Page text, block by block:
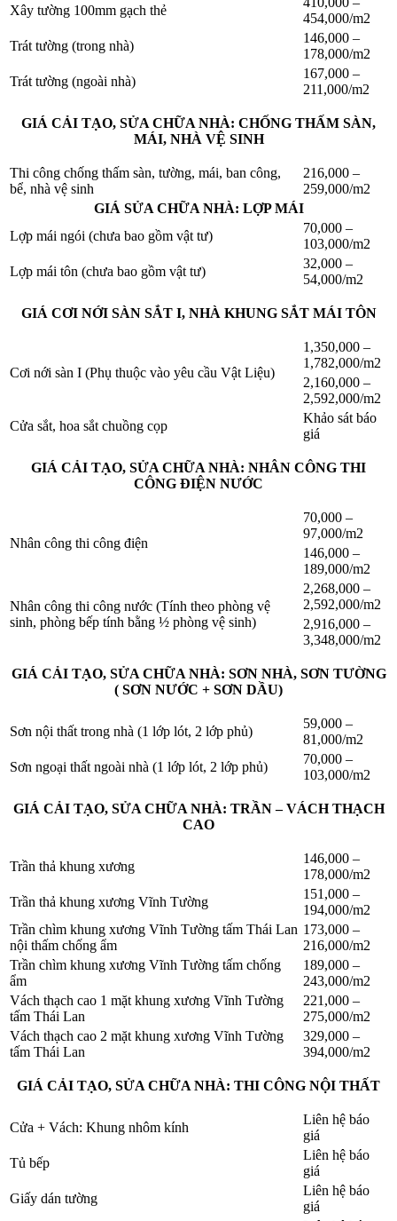
Xây tường 100mm gạch thẻ
454,000/m2
Trát tường (trong nhà)
146,000 –
178,000/m2
Trát tường (ngoài nhà)
167,000 –
211,000/m2
GIÁ CẢI TẠO, SỬA CHỮA NHÀ: CHỐNG THẤM SÀN,
MÁI, NHÀ VỆ SINH
Thi công chống thấm sàn, tường, mái, ban công,
bể, nhà vệ sinh
216,000 –
259,000/m2
GIÁ SỬA CHỮA NHÀ: LỢP MÁI
Lợp mái ngói (chưa bao gồm vật tư)
70,000 –
103,000/m2
Lợp mái tôn (chưa bao gồm vật tư)
32,000 –
54,000/m2
GIÁ CƠI NỚI SÀN SẮT I, NHÀ KHUNG SẮT MÁI TÔN
Cơi nới sàn I (Phụ thuộc vào yêu cầu Vật Liệu)
1,350,000 –
1,782,000/m2
2,160,000 –
2,592,000/m2
Cửa sắt, hoa sắt chuồng cọp
Khảo sát báo
giá
GIÁ CẢI TẠO, SỬA CHỮA NHÀ: NHÂN CÔNG THI
CÔNG ĐIỆN NƯỚC
Nhân công thi công điện
70,000 –
97,000/m2
146,000 –
189,000/m2
Nhân công thi công nước (Tính theo phòng vệ
sinh, phòng bếp tính bằng ½ phòng vệ sinh)
2,268,000 –
2,592,000/m2
2,916,000 –
3,348,000/m2
GIÁ CẢI TẠO, SỬA CHỮA NHÀ: SƠN NHÀ, SƠN TƯỜNG
( SƠN NƯỚC + SƠN DẦU)
Sơn nội thất trong nhà (1 lớp lót, 2 lớp phủ)
59,000 –
81,000/m2
Sơn ngoại thất ngoài nhà (1 lớp lót, 2 lớp phủ)
70,000 –
103,000/m2
GIÁ CẢI TẠO, SỬA CHỮA NHÀ: TRẦN – VÁCH THẠCH
CAO
Trần thả khung xương
146,000 –
178,000/m2
Trần thả khung xương Vĩnh Tường
151,000 –
194,000/m2
Trần chìm khung xương Vĩnh Tường tấm Thái Lan
nội thấm chống ẩm
173,000 –
216,000/m2
Trần chìm khung xương Vĩnh Tường tấm chống
ẩm
189,000 –
243,000/m2
Vách thạch cao 1 mặt khung xương Vĩnh Tường
tấm Thái Lan
221,000 –
275,000/m2
Vách thạch cao 2 mặt khung xương Vĩnh Tường
tấm Thái Lan
329,000 –
394,000/m2
GIÁ CẢI TẠO, SỬA CHỮA NHÀ: THI CÔNG NỘI THẤT
Cửa + Vách: Khung nhôm kính
Liên hệ báo
giá
Tủ bếp
Liên hệ báo
giá
Giấy dán tường
Liên hệ báo
giá